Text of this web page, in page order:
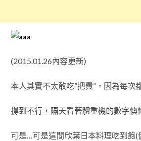
(2015.01.26內容更新)
本人其實不太敢吃”把費”，因為每次
撐到不行，隔天看著體重機的數字懊
可是…可是這間欣葉日本料理吃到飽(